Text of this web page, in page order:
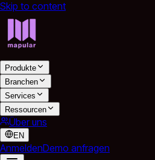
Skip to content
Produkte
Branchen
Services
Ressourcen
Über uns
EN
AnmeldenDemo anfragen